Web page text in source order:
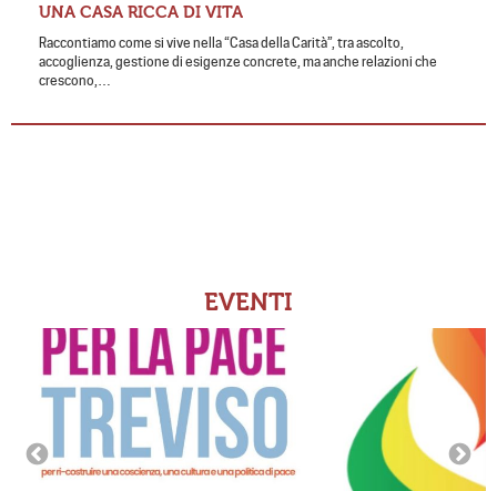
UNA CASA RICCA DI VITA
Raccontiamo come si vive nella “Casa della Carità”, tra ascolto,
accoglienza, gestione di esigenze concrete, ma anche relazioni che
crescono,…
EVENTI